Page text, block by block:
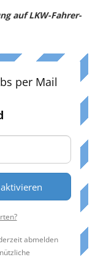
auf LKW-Fahrer-
per Mail
aktivieren
abmelden